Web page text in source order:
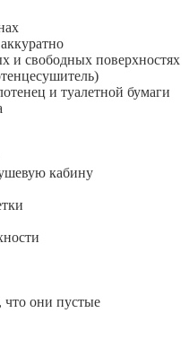
и свободных поверхностях
и туалетной бумаги
кабину
они пустые